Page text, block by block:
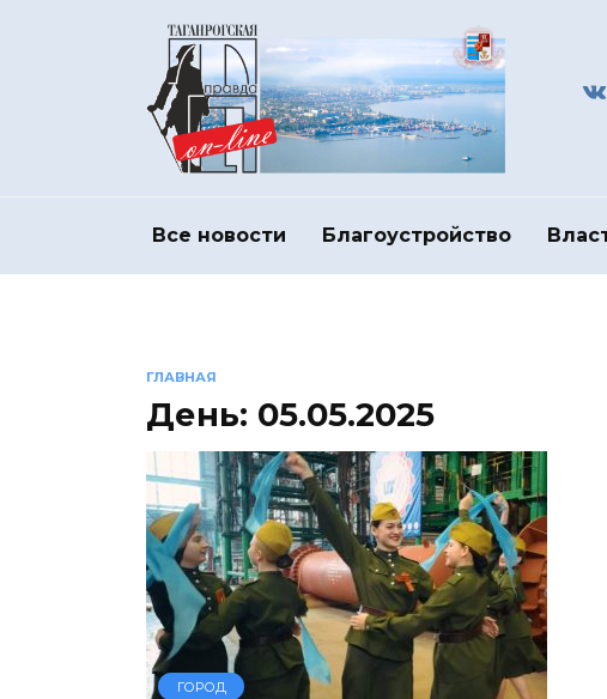
Все новости Благоустройство
ГЛАВНАЯ
День: 05.05.2025
ГОРОД